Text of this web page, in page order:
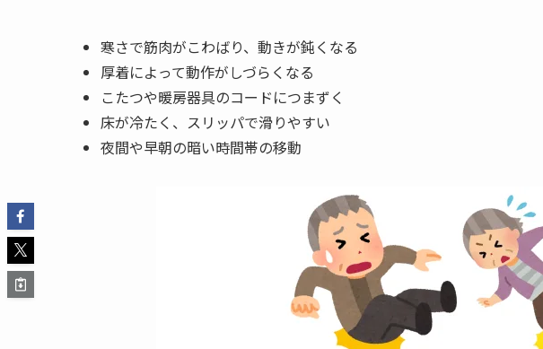
寒さで筋肉がこわばり、動きが鈍くなる
厚着によって動作がしづらくなる
こたつや暖房器具のコードにつまずく
床が冷たく、スリッパで滑りやすい
夜間や早朝の暗い時間帯の移動